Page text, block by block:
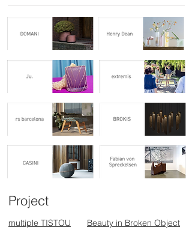
Project
multiple TISTOU Beauty in Broken Object